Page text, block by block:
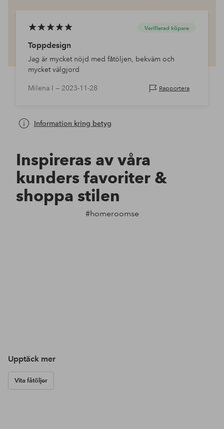
Verifierad köpare
Toppdesign
Jag är mycket nöjd med fåtöljen, bekväm och
mycket välgjord
Milena I — 2023-11-28 Rapportera
Information kring betyg
Inspireras av våra
kunders favoriter &
shoppa stilen
#homeroomse
Upptäck mer
Vita fåtöljer